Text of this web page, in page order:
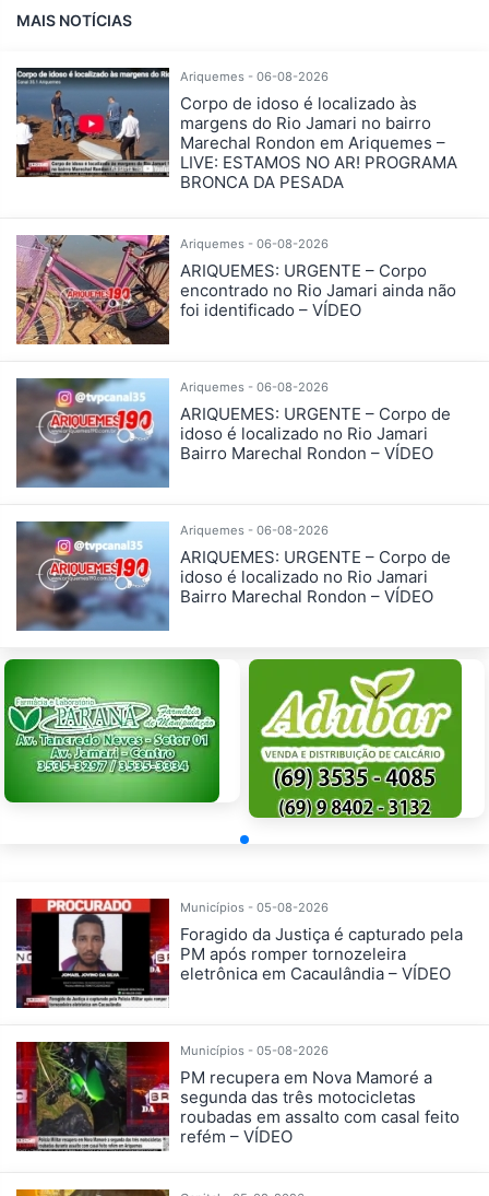
MAIS NOTÍCIAS
Ariquemes - 06-08-2026
Corpo de idoso é localizado às
margens do Rio Jamari no bairro
Marechal Rondon em Ariquemes –
LIVE: ESTAMOS NO AR! PROGRAMA
BRONCA DA PESADA
Ariquemes - 06-08-2026
ARIQUEMES: URGENTE – Corpo
encontrado no Rio Jamari ainda não
foi identificado – VÍDEO
Ariquemes - 06-08-2026
ARIQUEMES: URGENTE – Corpo de
idoso é localizado no Rio Jamari
Bairro Marechal Rondon – VÍDEO
Ariquemes - 06-08-2026
ARIQUEMES: URGENTE – Corpo de
idoso é localizado no Rio Jamari
Bairro Marechal Rondon – VÍDEO
Municípios - 05-08-2026
Foragido da Justiça é capturado pela
PM após romper tornozeleira
eletrônica em Cacaulândia – VÍDEO
Municípios - 05-08-2026
PM recupera em Nova Mamoré a
segunda das três motocicletas
roubadas em assalto com casal feito
refém – VÍDEO